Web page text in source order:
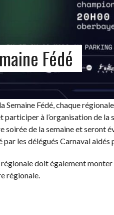
Fédé
Semaine Fédé, chaque
participer à l’organisation de
soirée de la semaine et seront
les délégués Carnaval aidés
doit également
régionale.